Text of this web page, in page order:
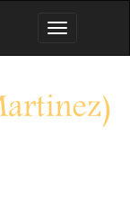
Toggle